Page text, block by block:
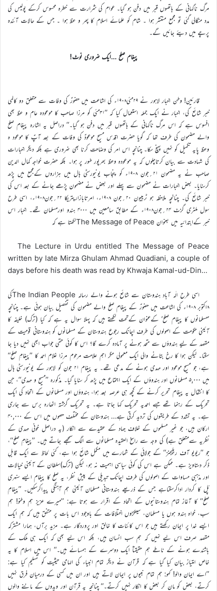
مرگ ناگہانی کے ہاتھوں قبر میں دفن ہو گیا۔ عوام کی شرارت سے خطرہ محسوس کرکے پولیس کی
مدد منگالی گئی تو مجمع منتشر ہوا ۔ شام کو علمائے اسلام کا پھر و عظ ہوا ۔ جس کے حالات آئندہ
پرچے میں دیئے جائیں گے۔
پیغام صلح …ایک ضروری نوٹ!
قارئین! وطن اخبار لاہور نے ۲۹مئی۱۹۰۸ء کی اشاعت میں حضورؑ کی وفات سے متعلق دو کالمی
خبر شائع کی، اخبار نے ایک جملہ استعمال کیا کہ ’’۳۱مئی کو مرزا صاحب کا موعودہ عام و عظ بھی
افسوس ہے کہ اس مرگ ناگہانی کے ہاتھوں قبر میں دفن ہو گیا۔‘‘ دراصل یہ اشارہ پیغام صلح
والے مضمون کی طرف تھا کہ گویا حضرت اقدس مسیح موعودؑ کی وفات کے بعد آپؑ کا موعود ہ
وعظ پایہ تکمیل کو نہیں پہنچ سکا۔ چنانچہ اس امر کی وضاحت کرنا بھی ضروری ہے بلکہ دیگر اخبارات
کی شہادت سے بیان کرتاچلوں کہ یہ موعودہ وعظ بھرپور طور پر ہوا۔ بلکہ حضرت خواجہ کمال الدین
صاحب نے یہ مضمون ۲۱؍جون ۱۹۰۸ء کو پنجاب یونیورسٹی ہال میں ہزاروں کےمجمع میں پڑھ
کرسنایا۔ بعض اخبارات نے مضمون سے پہلے اور بعض نے مضمون پڑھے جانے کے بعد اس کی
خبر شائع کی۔ چنانچہ ملاحظہ ہو ٹریبیون ۲۰؍جون ۱۹۰۸ء، امرتابازارپتریکا ۲۲؍جون۱۹۰۸ء، اسی طرح
سول ملٹری گزٹ ۲۴؍جون۱۹۰۸ء کے مطابق سامعین میں ۴۰۰۰ ہندو اورمسلمان تھے۔ اخبار اس
خبر کےابتدائیہ میں بعنوان The Message of Peaceلکھتا ہے کہ
The Lecture in Urdu entitled The Message of Peace
written by late Mirza Ghulam Ahmad Quadiani, a couple of
days before his death was read by Khwaja Kamal-ud-Din…
اسی طرح الٰہ آباد ہندوستان سے شائع ہونے والے رسالہ The Indian Peopleکی
۸اکتوبر ۱۹۰۸ء کی اشاعت میں حضورؑ کے پیغام صلح والے مضمون کی تفصیل بیان ہوئی ہے۔ چنانچہ
’مسلمانوں کا پیغام صلح‘ کےعنوان کےتحت لکھتے ہیں کہ پہلا سوال یہ ہے کہ کیا (ترک) خلیفہ کا
آئینی حکومت کے اصولوں کی طرف اچانک رجوع ہندوستان کے مسلمانوں کو ہندوستانی قومیت کے
مقصد کے لیے ہندوؤں سے متحد ہونے پر آمادہ کرے گا؟ اس کا کوئی حتمی جواب ابھی نہیں دیا جا
سکتا۔ لیکن ہوا کا رخ بتانے والی ایک معمولی مگر اہم علامت مرحوم مرزا غلام احمد کا ’’پیغامِ صلح‘‘
ہے، جو مسیحِ موعود اور مہدی ہونے کے مدعی تھے۔ یہ پیغام ۲۱ جون کو لاہور کے یونیورسٹی ہال
میں ۵,۰۰۰ مسلمانوں اور ہندوؤں کے ایک اجتماع میں پڑھ کر سنایا گیا۔ مذکورہ ’’مسیح و مہدی‘‘، جن
کا انتقال یہ پیغام تحریر کرنے کے کچھ ہی عرصہ بعد ہوا، ہندوؤں اور مسلمانوں کے اتحاد کی ایک
تحریک کے رہنما تھے جسے احمدیہ تحریک کہا جاتا ہے۔ یہ تحریک گزشتہ اٹھارہ برس سے جاری
ہے۔ یہ تشدد کے طریقوں کی تردید کرتی ہے… ہندوستان کے مختلف حصوں میں اس کے ۴۰,۰۰۰
ارکان ہیں، جو غیر مسلموں کے خلاف جہاد کے عقیدے سے انکار (یہ دراصل خونی مہدی کے
نظریہ سےمتعلق ہے) کی وجہ سے راسخ العقیدہ مسلمانوں سے الگ سمجھے جاتے ہیں۔ ’’پیغامِ صلح‘‘،
جو ’’ریویو آف ریلیجنز‘‘ کے جولائی کے شمارے میں مکمل شائع ہوا ہے، کئی لحاظ سے ایک قابلِ
ذکر دستاویز ہے۔ ممکن ہے اس کی کوئی سیاسی اہمیت نہ ہو، لیکن (ترک)سلطان کے آئینی خیالات
اور مذہبی مساوات کے اصولوں کی طرف اچانک تبدیلی کے پیشِ نظر، یہ صلح کا پیغام ایسے سنہری
پُل کا کردار اداکرسکتاہے جس کے ذریعے ہندوستانی مسلمان آئینی ہم آہنگی پیداکرسکیں۔ ’’پیغامِ
صلح‘‘ کا آغاز تمام ہندوستانیوں کے اتحاد کے اقرار سے ہوتا ہے: ’’میرے عزیز ہم وطنو! ہم
سب، خواہ ہندو ہوں یا مسلمان، سینکڑوں اختلافات کے باوجود اس بات پر متفق ہیں کہ ہم ایک
ایسے خدا پر ایمان رکھتے ہیں جو اس کائنات کا خالق اور پروردگار ہے۔ مزید برآں، ہمارا مشترکہ
مقصد صرف اس لیے نہیں کہ ہم سب انسان ہیں، بلکہ اس لیے بھی کہ ایک ہی ملک کے
باشندے ہونے کے ناطے ہم حقیقتاً ایک دوسرے کے ہمسائے ہیں۔‘‘ اس میں اسلام کا یہ
خاص امتیاز بیان کیا گیا ہے کہ قرآن نے دیگر تمام انبیاء کی الہامی حیثیت کو تسلیم کیا ہے:
’’اے ایمان والو! کہو: ہم تمام نبیوں پر ایمان لاتے ہیں اور ان میں کسی کے درمیان فرق نہیں
کرتے، بعض کو مان کر بعض کا انکار نہیں کرتے۔‘‘ چنانچہ یہ قرآن اور ویدوں کے ماننے والوں